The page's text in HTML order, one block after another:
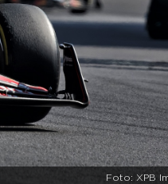
Foto: XPB